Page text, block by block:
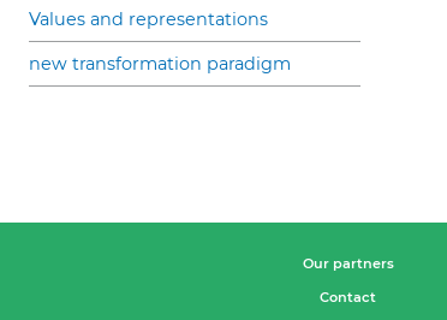
Values and representations
new transformation paradigm
Our partners
Contact